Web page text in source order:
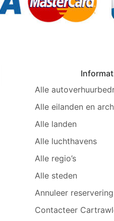
Alle
Alle eilanden en
Alle landen
Alle luchthavens
Alle regio’s
Alle steden
Annuleer reservering
Contacteer